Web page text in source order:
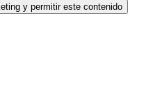
y permitir este contenido